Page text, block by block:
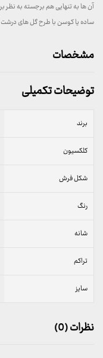
آن ها به تنهایی هم برجسته به نظر
ساده یا کوسن با طرح گل های درشت
مشخصات
توضیحات تکمیلی
برند
کلکسیون
شکل فرش
رنگ
شانه
تراکم
سایز
نظرات (0)